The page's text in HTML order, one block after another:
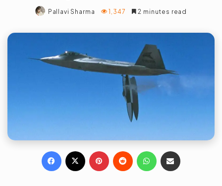
Pallavi Sharma 1,347 2 minutes read
Facebook Pinterest
Reddit WhatsApp